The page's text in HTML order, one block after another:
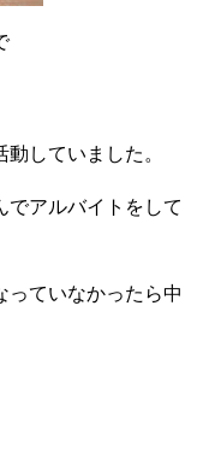
していました。
でアルバイトをして
っていなかったら中